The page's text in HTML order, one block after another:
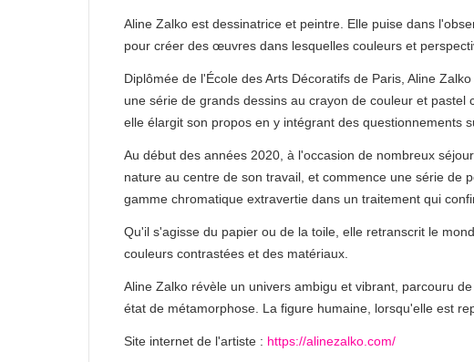
Aline Zalko est dessinatrice et peintre. Elle puise dans
pour créer des œuvres dans lesquelles couleurs et
Diplômée de l'École des Arts Décoratifs de Paris, Aline
une série de grands dessins au crayon de couleur et
elle élargit son propos en y intégrant des questionnements
Au début des années 2020, à l'occasion de nombreux
nature au centre de son travail, et commence une série de
gamme chromatique extravertie dans un traitement qui
Qu'il s'agisse du papier ou de la toile, elle retranscrit le
couleurs contrastées et des matériaux.
Aline Zalko révèle un univers ambigu et vibrant, parcouru
état de métamorphose. La figure humaine, lorsqu'elle est
Site internet de l'artiste : https://alinezalko.com/